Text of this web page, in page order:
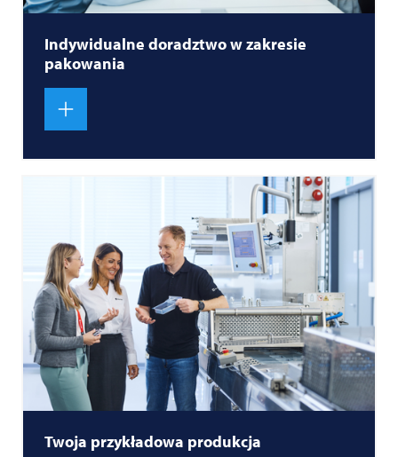
Indywidualne doradztwo w zakresie
pakowania
Twoja przykładowa produkcja